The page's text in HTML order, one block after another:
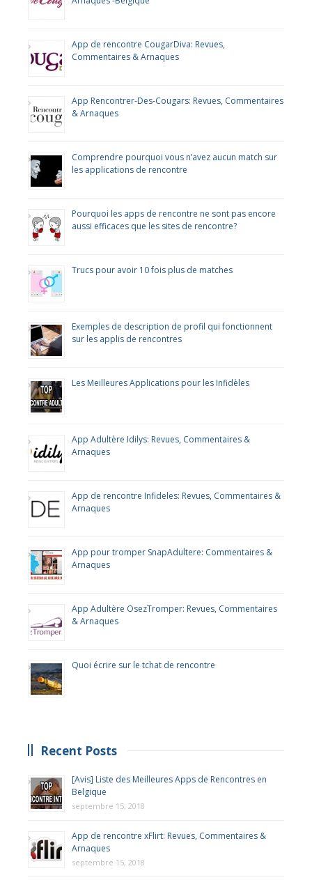
App de rencontre CougarDiva: Revues,
Commentaires & Arnaques
App Rencontrer-Des-Cougars: Revues, Commentaires
& Arnaques
Comprendre pourquoi vous n’avez aucun match sur
les applications de rencontre
Pourquoi les apps de rencontre ne sont pas encore
aussi efficaces que les sites de rencontre?
Trucs pour avoir 10 fois plus de matches
Exemples de description de profil qui fonctionnent
sur les applis de rencontres
Les Meilleures Applications pour les Infidèles
App Adultère Idilys: Revues, Commentaires &
Arnaques
App de rencontre Infideles: Revues, Commentaires &
Arnaques
App pour tromper SnapAdultere: Commentaires &
Arnaques
App Adultère OsezTromper: Revues, Commentaires
& Arnaques
Quoi écrire sur le tchat de rencontre
Recent Posts
[Avis] Liste des Meilleures Apps de Rencontres en
Belgique
septembre 15, 2018
App de rencontre xFlirt: Revues, Commentaires &
Arnaques
septembre 15, 2018